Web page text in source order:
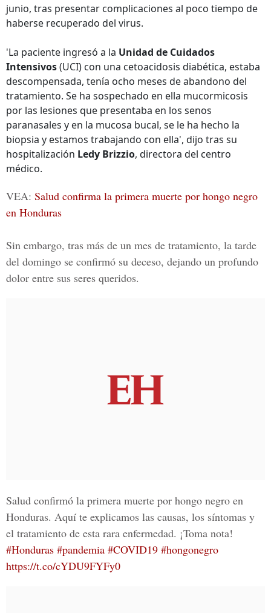
junio, tras presentar complicaciones al poco tiempo de
haberse recuperado del virus.
'La paciente ingresó a la Unidad de Cuidados
Intensivos(UCI) con una cetoacidosis diabética, estaba
descompensada, tenía ocho meses de abandono del
tratamiento. Se ha sospechado en ella mucormicosis
por las lesiones que presentaba en los senos
paranasales y en la mucosa bucal, se le ha hecho la
biopsia y estamos trabajando con ella', dijo tras su
hospitalización Ledy Brizzio, directora del centro
médico.
VEA: Salud confirma la primera muerte por hongo negro
en Honduras
Sin embargo, tras más de un mes de tratamiento, la tarde
del domingo se confirmó su deceso, dejando un profundo
dolor entre sus seres queridos.
Salud confirmó la primera muerte por hongo negro en
Honduras. Aquí te explicamos las causas, los síntomas y
el tratamiento de esta rara enfermedad. ¡Toma nota!
#Honduras #pandemia #COVID19 #hongonegro
https://t.co/cYDU9FYFy0